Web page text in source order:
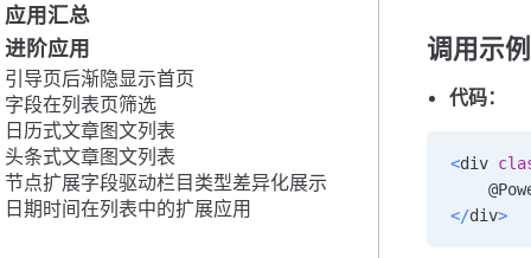
应用汇总
进阶应用
引导页后渐隐显示首页
字段在列表页筛选
日历式文章图文列表
头条式文章图文列表
节点扩展字段驱动栏目类型差异化展示
日期时间在列表中的扩展应用
调用示例
代码：
<div
</div>